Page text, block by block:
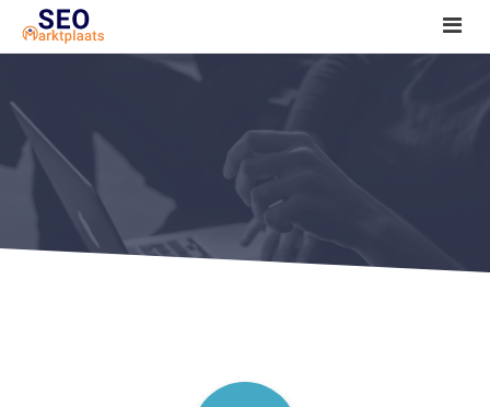
SEO tools reviews
Marketeer bij jou in de buurt?
Offerte
1. Seo voor beginners +
2. Onderzoeken +